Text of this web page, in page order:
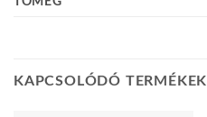
KAPCSOLÓDÓ TERMÉKEK